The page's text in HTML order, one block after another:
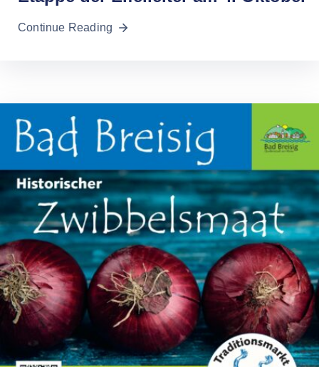
Continue Reading